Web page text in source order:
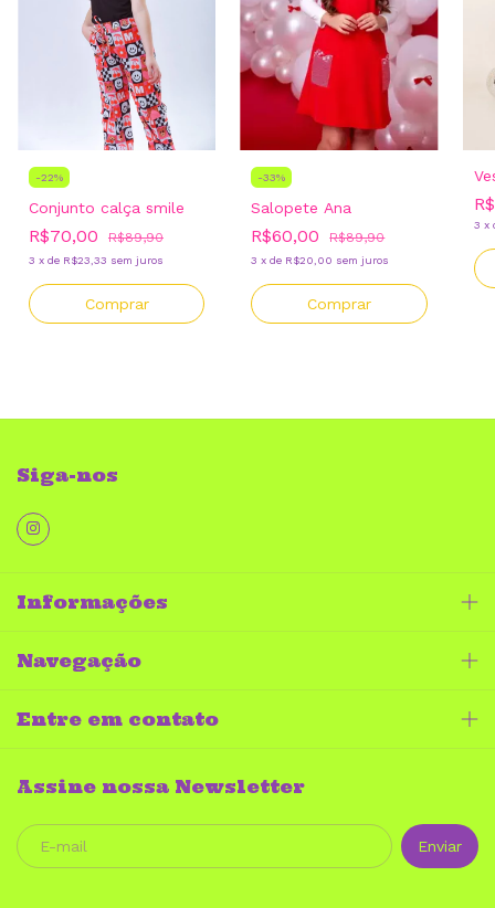
-22%
Conjunto calça smile
R$70,00 R$89,90
3 x de R$23,33 sem juros
Comprar
-33%
Salopete Ana
R$60,00 R$89,90
3 xde R$20,00 sem juros
Comprar
3 x
Siga-nos
Informações
Navegação
Entre em contato
Assine nossa Newsletter